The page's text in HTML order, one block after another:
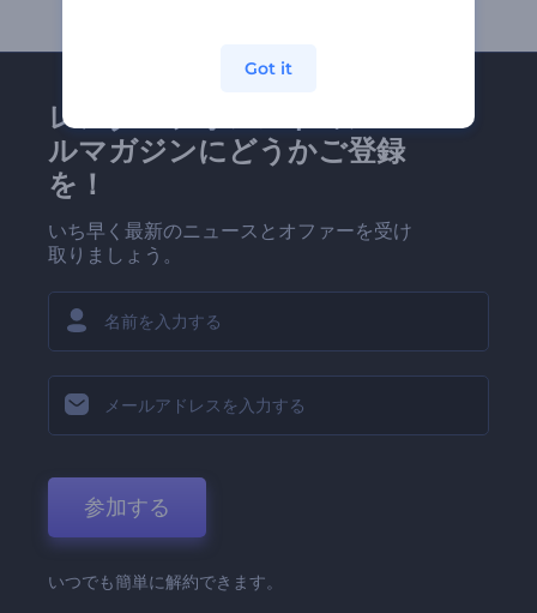
レンダーフォレストのメー
ルマガジンにどうかご登録
を！
いち早く最新のニュースとオファーを受け
取りましょう。
参加する
いつでも簡単に解約できます。
Got it